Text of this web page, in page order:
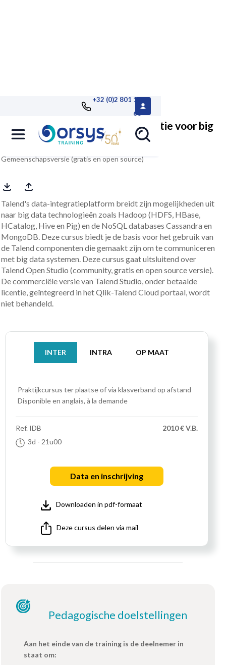
+32 (0)2 801 13
68
Talend Open Studio, data-integratie voor big
data
Gemeenschapsversie (gratis en open source)
Talend's data-integratieplatform breidt zijn mogelijkheden uit
naar big data technologieën zoals Hadoop (HDFS, HBase,
HCatalog, Hive en Pig) en de NoSQL databases Cassandra en
MongoDB. Deze cursus biedt je de basis voor het gebruik van
de Talend componenten die gemaakt zijn om te communiceren
met big data systemen. Deze cursus gaat uitsluitend over
Talend Open Studio (community, gratis en open source versie).
De commerciële versie van Talend Studio, onder betaalde
licentie, geïntegreerd in het Qlik-Talend Cloud portaal, wordt
niet behandeld.
INTER INTRA OP MAAT
Praktijkcursus ter plaatse of via klasverband op afstand
Disponible en anglais, à la demande
Ref. IDB
3d - 21u00
2010 € V.B.
Data en inschrijving
Downloaden in pdf-formaat
Deze cursus delen via mail
Pedagogische doelstellingen
Aan het einde van de training is de deelnemer in
staat om: